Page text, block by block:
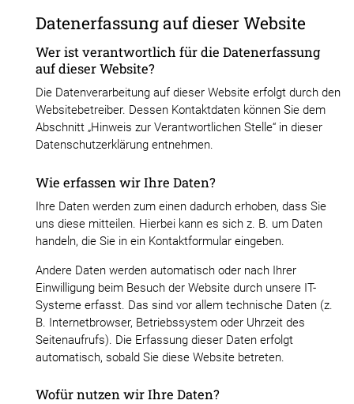
Datenerfassung auf dieser Website
Wer ist verantwortlich für die Datenerfassung
auf dieser Website?
Die Datenverarbeitung auf dieser Website erfolgt durch den
Websitebetreiber. Dessen Kontaktdaten können Sie dem
Abschnitt „Hinweis zur Verantwortlichen Stelle“ in dieser
Datenschutzerklärung entnehmen.
Wie erfassen wir Ihre Daten?
Ihre Daten werden zum einen dadurch erhoben, dass Sie
uns diese mitteilen. Hierbei kann es sich z. B. um Daten
handeln, die Sie in ein Kontaktformular eingeben.
Andere Daten werden automatisch oder nach Ihrer
Einwilligung beim Besuch der Website durch unsere IT-
Systeme erfasst. Das sind vor allem technische Daten (z.
B. Internetbrowser, Betriebssystem oder Uhrzeit des
Seitenaufrufs). Die Erfassung dieser Daten erfolgt
automatisch, sobald Sie diese Website betreten.
Wofür nutzen wir Ihre Daten?